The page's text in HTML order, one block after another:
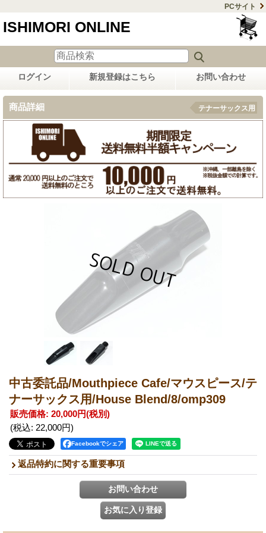
PCサイト
ISHIMORI ONLINE
ログイン 新規登録はこちら お問い合わせ
商品詳細 テナーサックス用
中古委託品/Mouthpiece Cafe/マウスピース/テ
ナーサックス用/House Blend/8/omp309
販売価格: 20,000円(税別)
(税込: 22,000円)
Facebookでシェア
返品特約に関する重要事項